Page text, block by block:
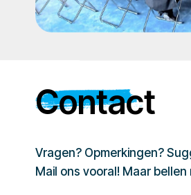
Contact
Vragen? Opmerkingen?
Mail ons vooral! Maar bellen